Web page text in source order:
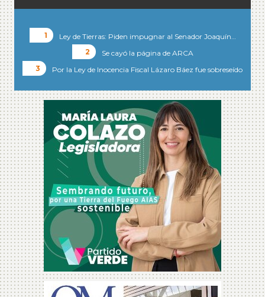
Ley de Tierras: Piden impugnar al Senador Joaquín…
Se cayó la página de ARCA
Por la Ley de Inocencia Fiscal Lázaro Báez fue sobreseído